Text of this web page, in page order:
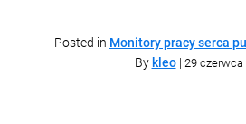
Posted in Monitory pracy serca
By kleo| 29 czerwca